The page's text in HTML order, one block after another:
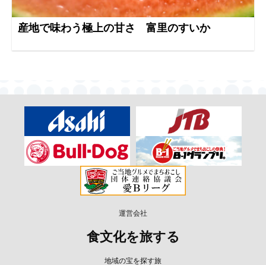
産地で味わう極上の甘さ 富里のすいか
運営会社
食文化を旅する
地域の宝を探す旅